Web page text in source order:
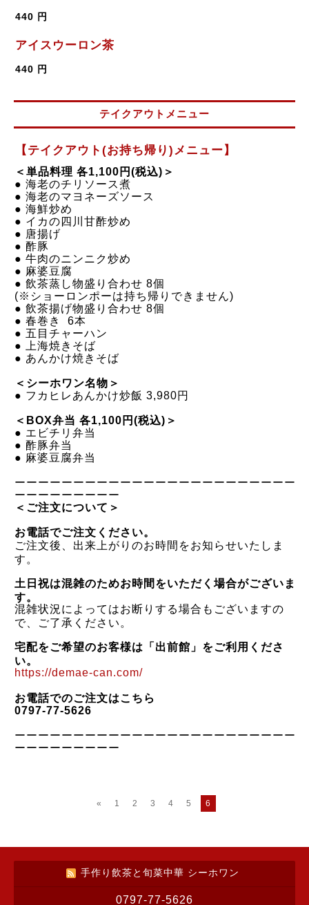
440 円
アイスウーロン茶
440 円
テイクアウトメニュー
【テイクアウト(お持ち帰り)メニュー】
＜単品料理 各1,100円(税込)＞
● 海老のチリソース煮
● 海老のマヨネーズソース
● 海鮮炒め
● イカの四川甘酢炒め
● 唐揚げ
● 酢豚
● 牛肉のニンニク炒め
● 麻婆豆腐
● 飲茶蒸し物盛り合わせ 8個
(※ショーロンポーは持ち帰りできません)
● 飲茶揚げ物盛り合わせ 8個
● 春巻き 6本
● 五目チャーハン
●
上海焼きそば
● あんかけ焼きそば
＜シーホワン名物＞
● フカヒレあんかけ炒飯 3,980円
＜BOX弁当 各1,100円(税込)＞
● エビチリ弁当
● 酢豚弁当
● 麻婆豆腐弁当
ーーーーーーーーーーーーーーーーーーーーーーーー
ーーーーーーーーー
＜ご注文について＞
お電話でご注文ください。
ご注文後、出来上がりのお時間をお知らせいたしま
す。
土日祝は混雑のためお時間をいただく場合がございま
す。
混雑状況によってはお断りする場合もございますの
で、ご了承ください。
宅配をご希望のお客様は「出前館」をご利用くださ
い。
https://demae-can.com/
お電話でのご注文はこちら
0797-77-5626
ーーーーーーーーーーーーーーーーーーーーーーーー
ーーーーーーーーー
« 1 2 3 4 5 6
手作り飲茶と旬菜中華 シーホワン
0797-77-5626